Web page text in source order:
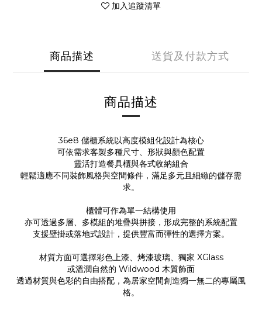
加入追蹤清單
商品描述 送貨及付款方式
商品描述
36e8 儲櫃系統以高度模組化設計為核心
可依需求客製多種尺寸、形狀與顏色配置
靈活打造餐具櫃與各式收納組合
輕鬆適應不同裝飾風格與空間條件，滿足多元且細緻的儲存需
求。
櫃體可作為單一結構使用
亦可透過多層、多模組的堆疊與拼接，形成完整的系統配置
支援壁掛或落地式設計，提供豐富而彈性的選擇方案。
材質方面可選擇彩色上漆、烤漆玻璃、獨家 XGlass
或溫潤自然的 Wildwood 木質飾面
透過材質與色彩的自由搭配，為居家空間創造獨一無二的專屬風
格。